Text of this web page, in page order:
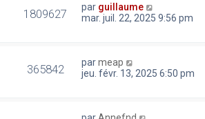
1809627 par guillaume
mar. juil. 22, 2025 9:56 pm
365842 parmeap
jeu. févr. 13, 2025 6:50 pm